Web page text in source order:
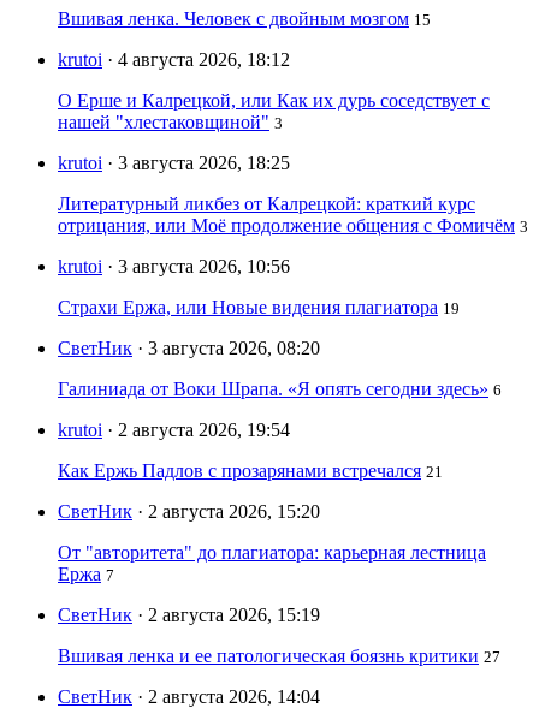
Вшивая ленка. Человек с двойным мозгом 15
krutoi · 4 августа 2026, 18:12
О Ерше и Калрецкой, или Как их дурь соседствует с
нашей "хлестаковщиной" 3
krutoi · 3 августа 2026, 18:25
Литературный ликбез от Калрецкой: краткий курс
отрицания, или Моё продолжение общения с Фомичём 3
krutoi · 3 августа 2026, 10:56
Страхи Ержа, или Новые видения плагиатора 19
СветНик · 3 августа 2026, 08:20
Галиниада от Воки Шрапа. «Я опять сегодни здесь» 6
krutoi · 2 августа 2026, 19:54
Как Ержь Падлов с прозарянами встречался 21
СветНик · 2 августа 2026, 15:20
От "авторитета" до плагиатора: карьерная лестница
Ержа 7
СветНик · 2 августа 2026, 15:19
Вшивая ленка и ее патологическая боязнь критики 27
СветНик · 2 августа 2026, 14:04